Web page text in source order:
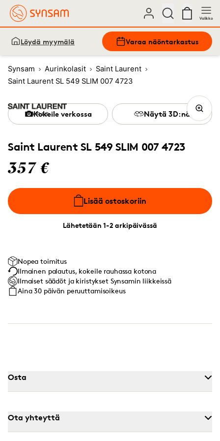
Valikko
Löydä myymälä Varaa näöntarkastus
Synsam Aurinkolasit
Saint Laurent
Saint Laurent SL 549 SLIM 007 4723
Saint Laurent SL 549 SLIM 007 4723
357 €
Lisää ostoskoriin
Lähetetään 1-2 arkipäivässä
Kokeile verkossa Näytä 3D:nä
Nopea toimitus
Ilmainen palautus, kokeile rauhassa kotona
Ilmaiset säädöt ja kiristykset Synsamin liikkeissä
Aina 30 päivän peruuttamisoikeus
Osta
Ota yhteyttä